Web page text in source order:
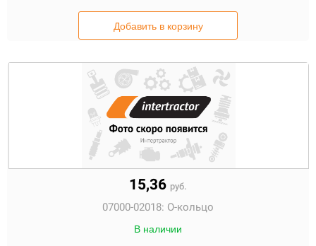
Добавить в корзину
15,36 руб.
07000-02018: О-кольцо
В наличии